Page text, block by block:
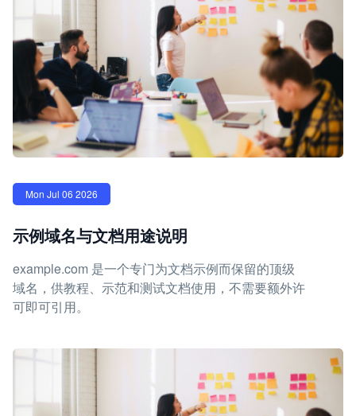
Mon Jul 06 2026
示例域名与文档用途说明
example.com 是一个专门为文档示例而保留的顶级
域名，供教程、示范和测试文档使用，不需要额外许
可即可引用。